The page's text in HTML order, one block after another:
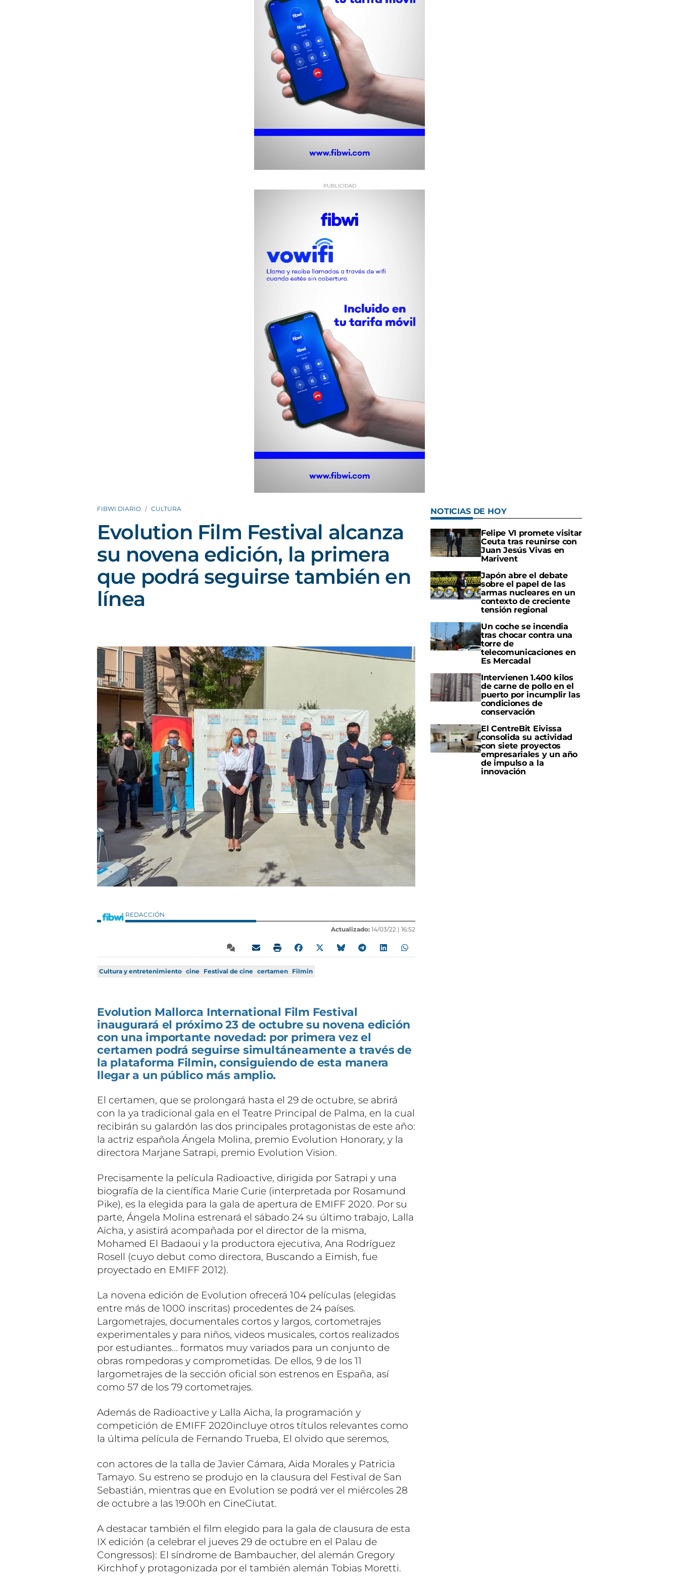
FIBWI DIARIO CULTURA
Evolution Film Festival alcanza
su novena edición, la primera
que podrá seguirse también en
línea
REDACCIÓN
Actualizado: 14/03/22 | 16:52
Cultura y entretenimiento cine Festival de cine certamen Filmin
Evolution Mallorca International Film Festival
inaugurará el próximo 23 de octubre su novena edición
con una importante novedad: por primera vez el
certamen podrá seguirse simultáneamente a través de
la plataforma Filmin, consiguiendo de esta manera
llegar a un público más amplio.
El certamen, que se prolongará hasta el 29 de octubre, se abrirá
con la ya tradicional gala en el Teatre Principal de Palma, en la cual
recibirán su galardón las dos principales protagonistas de este año:
la actriz española Ángela Molina, premio Evolution Honorary, y la
directora Marjane Satrapi, premio Evolution Vision.
Precisamente la película Radioactive, dirigida por Satrapi y una
biografía de la científica Marie Curie (interpretada por Rosamund
Pike), es la elegida para la gala de apertura de EMIFF 2020. Por su
parte, Ángela Molina estrenará el sábado 24 su último trabajo, Lalla
Aïcha, y asistirá acompañada por el director de la misma,
Mohamed El Badaoui y la productora ejecutiva, Ana Rodríguez
Rosell (cuyo debut como directora, Buscando a Eimish, fue
proyectado en EMIFF 2012).
La novena edición de Evolution ofrecerá 104 películas (elegidas
entre más de 1000 inscritas) procedentes de 24 países.
Largometrajes, documentales cortos y largos, cortometrajes
experimentales y para niños, videos musicales, cortos realizados
por estudiantes... formatos muy variados para un conjunto de
obras rompedoras y comprometidas. De ellos, 9 de los 11
largometrajes de la sección oficial son estrenos en España, así
como 57 de los 79 cortometrajes.
Además de Radioactive y Lalla Aïcha, la programación y
competición de EMIFF 2020incluye otros títulos relevantes como
la última película de Fernando Trueba, El olvido que seremos,
con actores de la talla de Javier Cámara, Aida Morales y Patricia
Tamayo. Su estreno se produjo en la clausura del Festival de San
Sebastián, mientras que en Evolution se podrá ver el miércoles 28
de octubre a las 19:00h en CineCiutat.
A destacar también el film elegido para la gala de clausura de esta
IX edición (a celebrar el jueves 29 de octubre en el Palau de
Congressos): El síndrome de Bambaucher, del alemán Gregory
Kirchhof y protagonizada por el también alemán Tobias Moretti.
NOTICIAS DE HOY
Felipe VI promete visitar
Ceuta tras reunirse con
Juan Jesús Vivas en
Marivent
Japón abre el debate
sobre el papel de las
armas nucleares en un
contexto de creciente
tensión regional
Un coche se incendia
tras chocar contra una
torre de
telecomunicaciones en
Es Mercadal
Intervienen 1.400 kilos
de carne de pollo en el
puerto por incumplir las
condiciones de
conservación
El CentreBit Eivissa
consolida su actividad
con siete proyectos
empresariales y un año
de impulso a la
innovación